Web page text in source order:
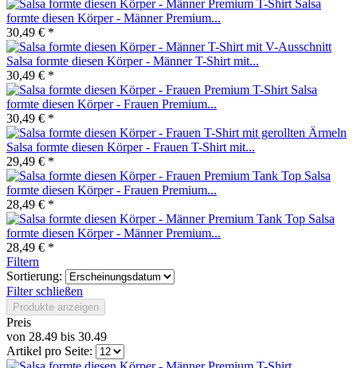
Salsa
formte diesen Körper - Männer Premium...
30,49 € *
Salsa formte diesen Körper - Männer T-Shirt mit...
30,49 € *
Salsa
formte diesen Körper - Frauen Premium...
30,49 € *
Salsa formte diesen Körper - Frauen T-Shirt mit...
29,49 € *
Salsa
formte diesen Körper - Frauen Premium...
28,49 € *
Salsa
formte diesen Körper - Männer Premium...
28,49 € *
Filtern
Sortierung:
Filter schließen
Produkte anzeigen
Preis
von 28.49 bis 30.49
Artikel pro Seite: